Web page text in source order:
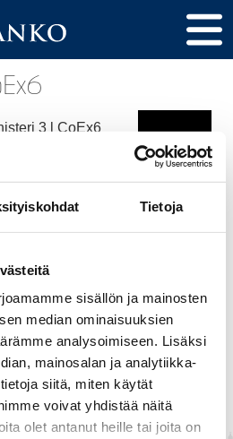
Tietoja
sisällön ja mainosten
median ominaisuuksien
analysoimiseen. Lisäksi
mainosalan ja analytiikka-
siitä, miten käytät
voivat yhdistää näitä
olet antanut heille tai joita on
3 l CoEx6
mm
x 192 mm
/ CoEx6